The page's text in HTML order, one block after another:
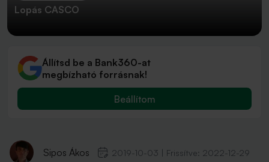
Lopás CASCO
Állítsd be a Bank360-at
megbízható forrásnak!
Beállítom
Sipos Ákos 2019-10-03 Frissítve: 2022-12-29